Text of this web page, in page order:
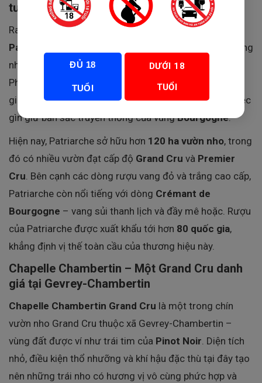
tượng của truyền thống và sự tinh tế
Ra đời từ năm1780 dưới bàn tay của
Jean-Baptiste
Patriarche
là một trong những
nhà sản xuất rượu vang lâu đời và danh giá nhất nước
Pháp. Với hơn 230 năm kinh nghiệm, Patriarche luôn
giữ vững tinh thần đổi mới, sáng tạo song song với việc
gìn giữ bản sắc truyền thống của vùngBourgogne.
Hiện nay, Patriarche sở hữu hơn 120 ha vườn nho, trong
đó có nhiều vườn đạt cấp độ Grand Cru và Premier
Cru. Bên cạnh các dòng rượu vang đỏ và trắng cao cấp,
Patriarche còn nổi tiếng với dòng Crémant de
Bourgogne – vang sủi thanh lịch và đầy mê hoặc. Rượu
của Patriarche được xuất khẩu tới hơn 80 quốc gia,
khẳng định vị thế toàn cầu của thương hiệu này.
Chapelle Chambertin – Một Grand Cru danh
giá tại Gevrey-Chambertin
Chapelle Chambertin Grand Cru là một trong chín
vườn nho Grand Cru thuộc xã Gevrey-Chambertin –
vùng đất được ví như trái tim của Pinot Noir. Diện tích
nhỏ, điều kiện thổ nhưỡng và khí hậu đặc thù tại đây tạo
nên những trái nho có hương vị vô cùng phức hợp và
ĐỦ 18
TUỔI
DƯỚI 18
TUỔI